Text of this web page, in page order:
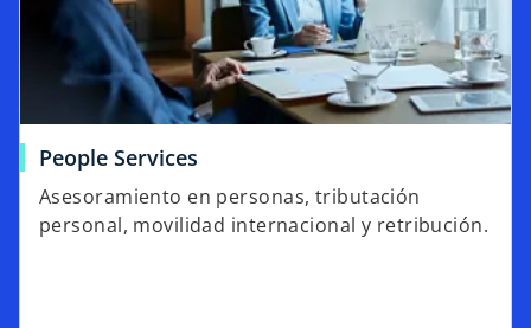
People Services
Asesoramiento en personas, tributación
personal, movilidad internacional y retribución.